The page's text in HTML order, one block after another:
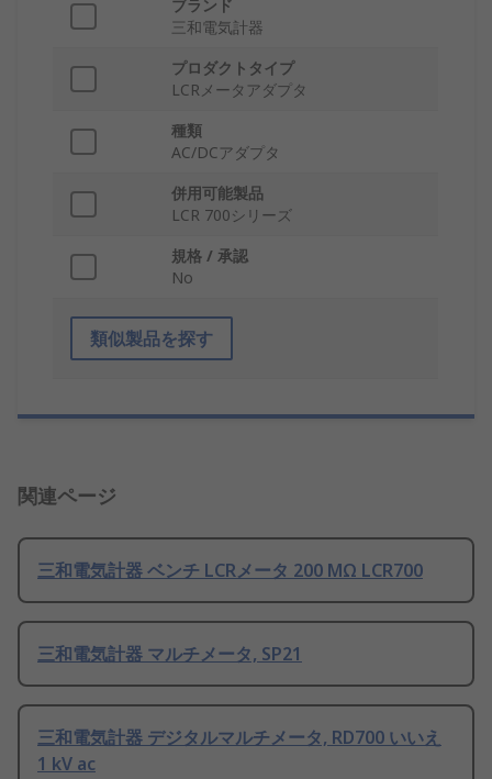
ブランド
三和電気計器
プロダクトタイプ
LCRメータアダプタ
種類
AC/DCアダプタ
併用可能製品
LCR 700シリーズ
規格 / 承認
No
類似製品を探す
関連ページ
三和電気計器 ベンチ LCRメータ 200 MΩ LCR700
三和電気計器 マルチメータ, SP21
三和電気計器 デジタルマルチメータ, RD700 いいえ
1 kV ac